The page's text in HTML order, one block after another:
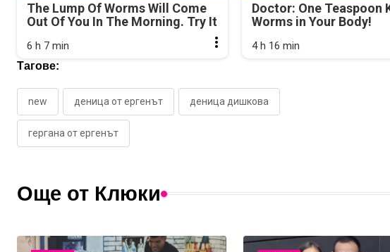
The Lump Of Worms Will Come
Out Of You In The Morning. Try It
6 h 7 min
Doctor: One Teaspoon
Worms in Your Body!
4 h 16 min
Тагове:
new деница от ергенът деница дишкова
гергана от ергенът
Още от Клюки